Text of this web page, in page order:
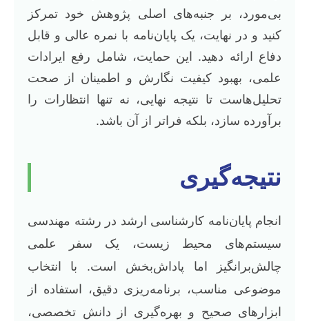
بی‌مورد، بر جنبه‌های اصلی پژوهش خود تمرکز
کنید و در نهایت، یک پایان‌نامه با نمره عالی و قابل
دفاع ارائه دهید. این حمایت، شامل رفع ایرادات
علمی، بهبود کیفیت نگارش و اطمینان از صحت
تحلیل‌هاست تا نتیجه نهایی، نه تنها انتظارات را
برآورده سازد، بلکه فراتر از آن باشد.
نتیجه‌گیری
انجام پایان‌نامه کارشناسی ارشد در رشته مهندسی
سیستم‌های محیط زیست، یک سفر علمی
چالش‌برانگیز اما پاداش‌بخش است. با انتخاب
موضوعی مناسب، برنامه‌ریزی دقیق، استفاده از
ابزارهای صحیح و بهره‌گیری از دانش تخصصی،